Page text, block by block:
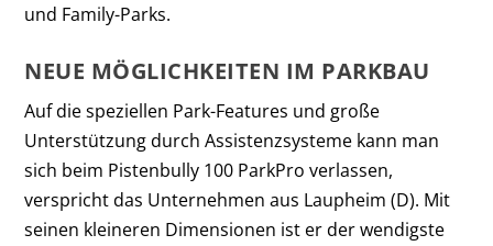
und Family-Parks.
NEUE MÖGLICHKEITEN IM PARKBAU
Auf die speziellen Park-Features und große
Unterstützung durch Assistenzsysteme kann man
sich beim Pistenbully 100 ParkPro verlassen,
verspricht das Unternehmen aus Laupheim (D). Mit
seinen kleineren Dimensionen ist er der wendigste